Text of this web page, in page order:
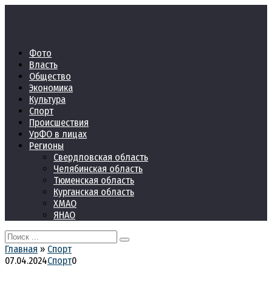
Фото
Власть
Общество
Экономика
Культура
Спорт
Происшествия
УрФО в лицах
Регионы
Свердловская область
Челябинская область
Тюменская область
Курганская область
ХМАО
ЯНАО
Search
for:
Главная » Спорт
07.04.2024Спорт0